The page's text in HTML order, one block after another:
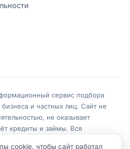
сервис подбора
и частных лиц. Сайт не
не оказывает
кредиты и займы. Вся
cookie, чтобы сайт работал